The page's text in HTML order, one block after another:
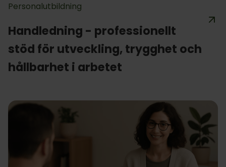
Personalutbildning
Handledning - professionellt
stöd för utveckling, trygghet och
hållbarhet i arbetet